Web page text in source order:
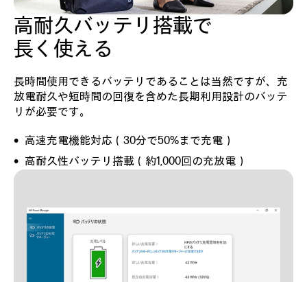
高耐久バッテリ搭載で
長く使える
長時間使用できるバッテリであることは当然ですが、充
放電耐久や短時間の回復を含めた長期利用設計のバッテ
リが必要です。
高速充電機能対応（30分で50%まで充電）
高耐久性バッテリ搭載（約1,000回の充放電）